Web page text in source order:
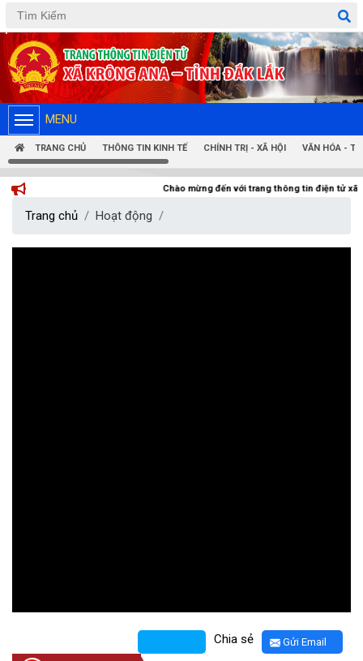
Tiếng Việt Tiếng Anh
MENU
TRANG CHỦ THÔNG TIN KINH TẾ CHÍNH TRỊ - XÃ HỘI VĂN HÓA -
Chào mừng đến với trang thông tin điện tử xã Krông Ana
Trang chủ Hoạt động
Gửi Email
Chia sẻ
(05/01/2026)
Thông báo về việc bán thanh lý tài sản bị hư hỏng, hết khấu